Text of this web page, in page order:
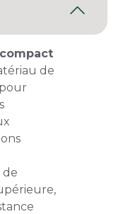
de
de